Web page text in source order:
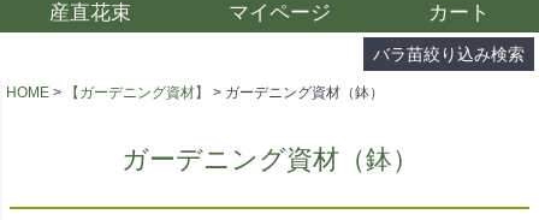
産直花束 マイページ カート
バラ苗絞り込み検索
択してください。
HOME 【ガーデニング資材】 ガーデニング資材（鉢）
ガーデニング資材（鉢）